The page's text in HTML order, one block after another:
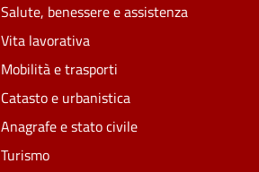
Salute, benessere e assistenza
Vita lavorativa
Mobilità e trasporti
Catasto e urbanistica
Anagrafe e stato civile
Turismo